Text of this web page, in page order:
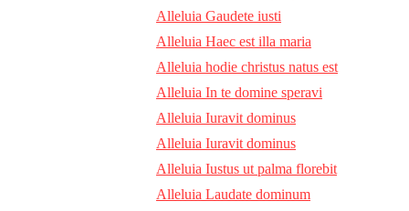
Alleluia Gaudete iusti
Alleluia Haec est illa maria
Alleluia hodie christus natus est
Alleluia In te domine speravi
Alleluia Iuravit dominus
Alleluia Iuravit dominus
Alleluia Iustus ut palma florebit
Alleluia Laudate dominum